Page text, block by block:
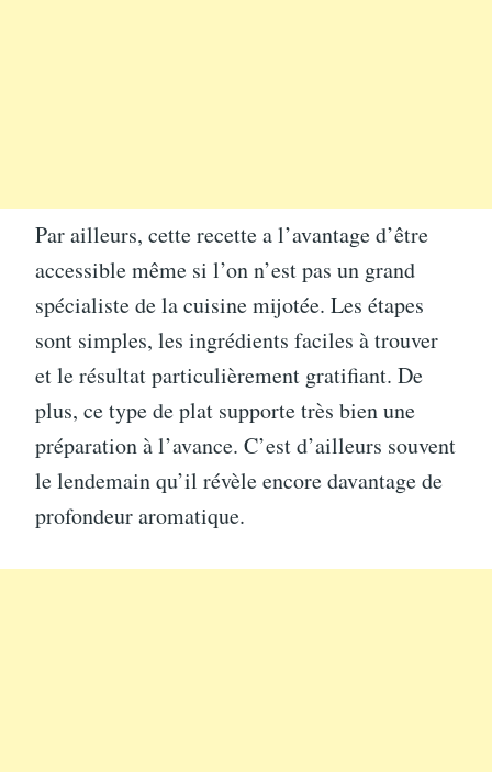
Par ailleurs, cette recette a l’avantage d’être
accessible même si l’on n’est pas un grand
spécialiste de la cuisine mijotée. Les étapes
sont simples, les ingrédients faciles à trouver
et le résultat particulièrement gratifiant. De
plus, ce type de plat supporte très bien une
préparation à l’avance. C’est d’ailleurs souvent
le lendemain qu’il révèle encore davantage de
profondeur aromatique.